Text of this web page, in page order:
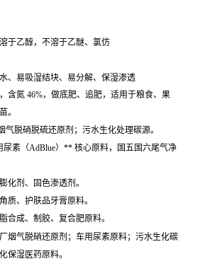
于乙醇，不溶于乙醚、氯仿
、易吸湿结块、易分解、保湿渗透
含氮 46%，做底肥、追肥，适用于粮食、果
。
气脱硝脱硫还原剂；污水生化处理碳源。
尿素（AdBlue）** 核心原料，国五国六尾气净
化剂、固色渗透剂。
质、护肤品牙膏原料。
合成、制胶、复合肥原料。
烟气脱硝还原剂；车用尿素原料；污水生化碳
保湿医药原料。